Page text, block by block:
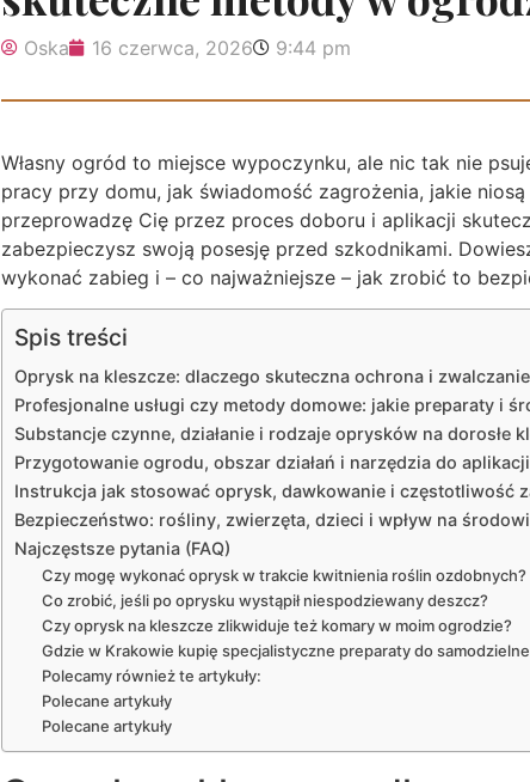
Oska 16 czerwca, 2026 9:44 pm
Własny ogród to miejsce wypoczynku, ale nic tak nie
pracy przy domu, jak świadomość zagrożenia, jakie
przeprowadzę Cię przez proces doboru i aplikacji
zabezpieczysz swoją posesję przed szkodnikami.
wykonać zabieg i – co najważniejsze – jak zrobić to
Spis treści
Oprysk na kleszcze: dlaczego skuteczna ochrona i
Profesjonalne usługi czy metody domowe: jakie preparaty i
Substancje czynne, działanie i rodzaje oprysków na dorosłe
Przygotowanie ogrodu, obszar działań i narzędzia do aplikacji
Instrukcja jak stosować oprysk, dawkowanie i częstotliwość
Bezpieczeństwo: rośliny, zwierzęta, dzieci i wpływ na
Najczęstsze pytania (FAQ)
Czy mogę wykonać oprysk w trakcie kwitnienia roślin ozdobnych?
Co zrobić, jeśli po oprysku wystąpił niespodziewany deszcz?
Czy oprysk na kleszcze zlikwiduje też komary w moim ogrodzie?
Gdzie w Krakowie kupię specjalistyczne preparaty do
Polecamy również te artykuły:
Polecane artykuły
Polecane artykuły